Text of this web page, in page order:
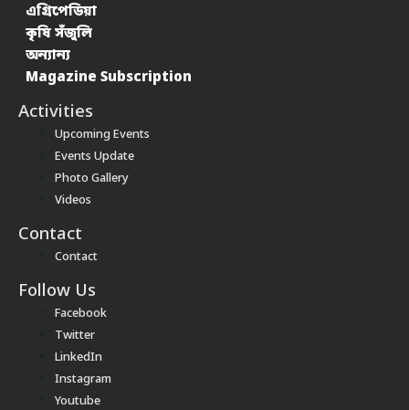
এগ্ৰিপেডিয়া
কৃষি সঁজুলি
অন্যান্য
Magazine Subscription
Activities
Upcoming Events
Events Update
Photo Gallery
Videos
Contact
Contact
Follow Us
Facebook
Twitter
LinkedIn
Instagram
Youtube